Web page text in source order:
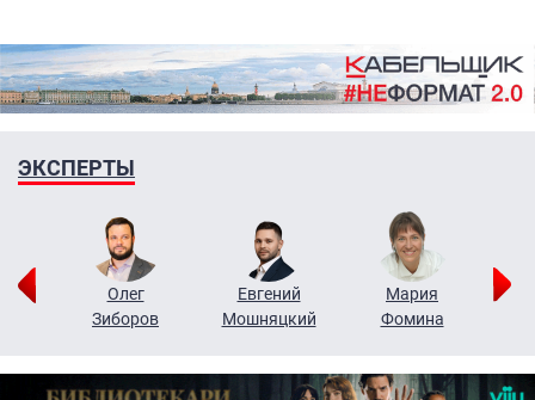
ЭКСПЕРТЫ
Олег
Зиборов
Евгений
Мошняцкий
Мария
Фомина